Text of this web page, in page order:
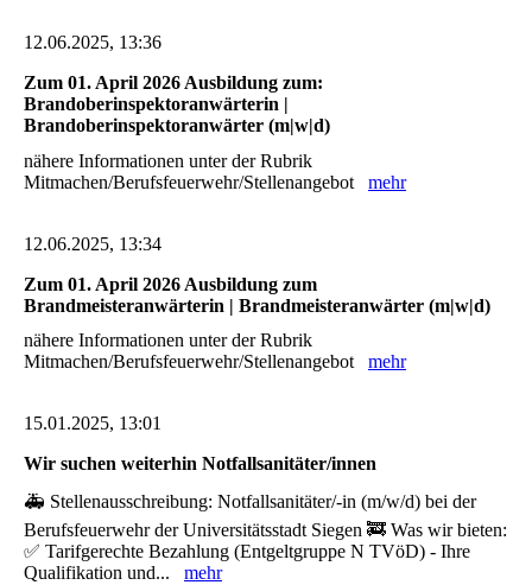
12.06.2025, 13:36
Zum 01. April 2026 Ausbildung zum:
Brandoberinspektoranwärterin |
Brandoberinspektoranwärter (m|w|d)
nähere Informationen unter der Rubrik
Mitmachen/Berufsfeuerwehr/Stellenangebot mehr
12.06.2025, 13:34
Zum 01. April 2026 Ausbildung zum
Brandmeisteranwärterin | Brandmeisteranwärter (m|w|d)
nähere Informationen unter der Rubrik
Mitmachen/Berufsfeuerwehr/Stellenangebot mehr
15.01.2025, 13:01
Wir suchen weiterhin Notfallsanitäter/innen
🚑 Stellenausschreibung: Notfallsanitäter/-in (m/w/d) bei der
Berufsfeuerwehr der Universitätsstadt Siegen 🚒 Was wir bieten:
✅ Tarifgerechte Bezahlung (Entgeltgruppe N TVöD) - Ihre
Qualifikation und... mehr